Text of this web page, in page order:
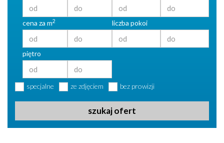
cena za m2 liczba pokoi
piętro
specjalne ze zdjęciem bez prowizji
szukaj ofert